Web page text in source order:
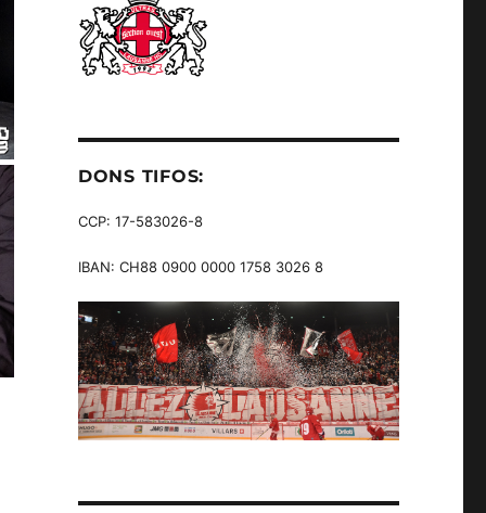
DONS TIFOS:
CCP: 17-583026-8
IBAN: CH88 0900 0000 1758 3026 8